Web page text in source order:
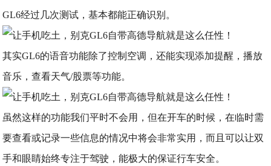
GL6经过几次测试，基本都能正确识别。
其实GL6的语音功能除了控制空调，还能实现添加提醒，播放
音乐，查看天气/股票等功能。
虽然这样的功能我们平时不会用，但在开车的时候，在临时需
要查看或记录一些信息的情况中将会非常实用，而且可以让双
手和眼睛始终专注于驾驶，能极大的保证行车安全。